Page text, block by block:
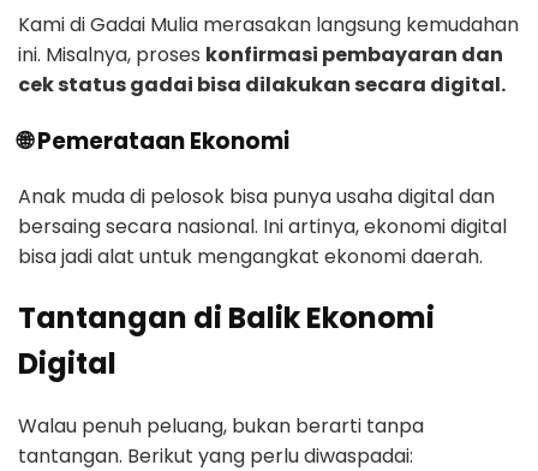
Kami di Gadai Mulia merasakan langsung kemudahan
ini. Misalnya, proses konfirmasi pembayaran dan
cek status gadai bisa dilakukan secara digital.
🌐 Pemerataan Ekonomi
Anak muda di pelosok bisa punya usaha digital dan
bersaing secara nasional. Ini artinya, ekonomi digital
bisa jadi alat untuk mengangkat ekonomi daerah.
Tantangan di Balik Ekonomi
Digital
Walau penuh peluang, bukan berarti tanpa
tantangan. Berikut yang perlu diwaspadai: